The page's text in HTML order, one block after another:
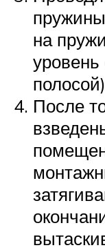
на
уровень
После